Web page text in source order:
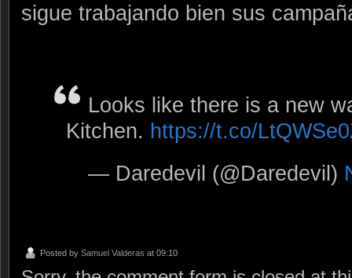
sigue trabajando bien sus
Looks like there is a new
Kitchen. https://t.co/
— Daredevil (@Daredevil)
Posted by Samuel Valderas at 09:10